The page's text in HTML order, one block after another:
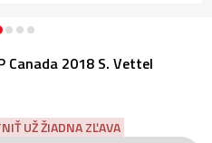
Canada 2018 S. Vettel
UŽ ŽIADNA ZĽAVA